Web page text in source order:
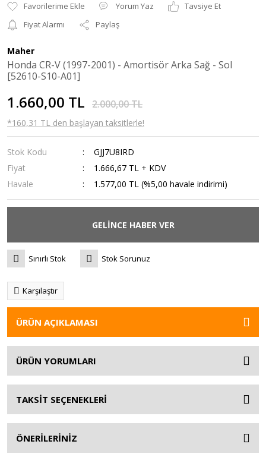
Yorum Yaz
Tavsiye Et
Fiyat Alarmı
Paylaş
Maher
Honda CR-V (1997-2001) - Amortisör Arka Sağ - Sol
[52610-S10-A01]
1.660,00 TL 2.000,00 TL
*160,31 TL den başlayan taksitlerle!
Stok Kodu
GJJ7U8IRD
Fiyat
1.666,67 TL + KDV
Havale
1.577,00 TL (%5,00 havale indirimi)
GELİNCE HABER VER
Sınırlı Stok Stok Sorunuz
Karşılaştır
ÜRÜN AÇIKLAMASI
ÜRÜN YORUMLARI
TAKSİT SEÇENEKLERİ
ÖNERİLERİNİZ